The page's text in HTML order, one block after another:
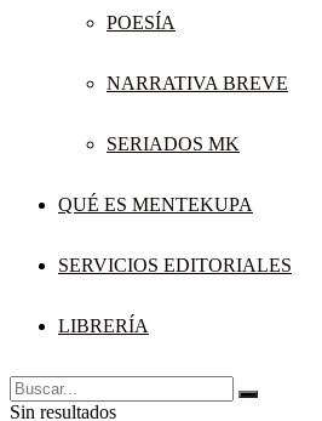
POESÍA
NARRATIVA BREVE
SERIADOS MK
QUÉ ES MENTEKUPA
SERVICIOS EDITORIALES
LIBRERÍA
Sin resultados